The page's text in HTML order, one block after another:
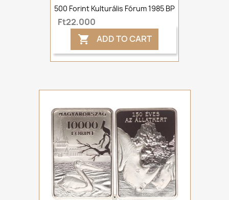
500 Forint Kulturális Fórum 1985 BP
Ft22,000
 ADD TO CART